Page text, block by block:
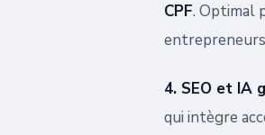
CPF. Optimal
4. SEO et IA
qui intègre